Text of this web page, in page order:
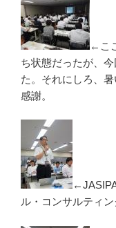
←こ
ち状態だったが、
た。それにしろ、
感謝。
ル・コンサルティ